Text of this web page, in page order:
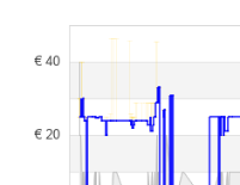
controle. Volgorde is puur op
partners hebben hier geen
kunnen historische prestaties